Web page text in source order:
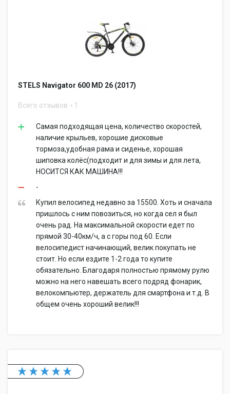
STELS Navigator 600 MD 26 (2017)
Всего отзывов 1
Самая подходящая цена, количество скоростей,
наличие крыльев, хорошие дисковые
тормоза,удобная рама и сиденье, хорошая
шиповка колёс(подходит и для зимы и для лета,
НОСИТСЯ КАК МАШИНА!!!
-
Купил велосипед недавно за 15500. Хоть и сначала
пришлось с ним повозиться, но когда сел я был
очень рад. На максимальной скорости едет по
прямой 30-40км/ч, а с горы под 60. Если
велосипедист начинающий, велик покупать не
стоит. Но если ездите 1-2 года то купите
обязательно. Благодаря полностью прямому рулю
можно на него навешать всего подряд фонарик,
велокомпьютер, держатель для смартфона и т.д. В
общем очень хороший велик!!!